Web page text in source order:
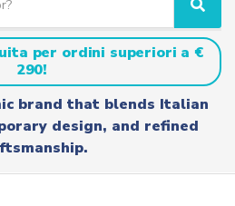
S
e
a
r
c
h
per ordini superiori a €
290!
brand that blends Italian
design, and refined